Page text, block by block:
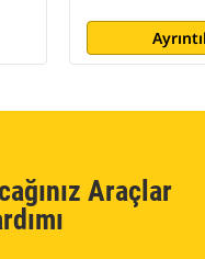
Araçlar